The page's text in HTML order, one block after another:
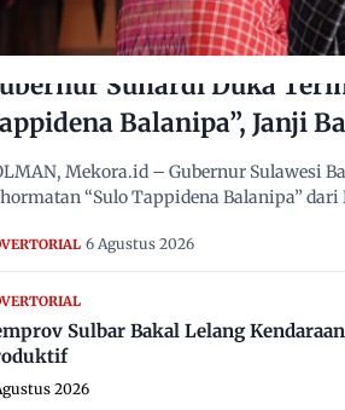
Suhardi Duka
Balanipa”, Janji
Mekora.id – Gubernur Sulawesi
“Sulo Tappidena Balanipa”
6 Agustus 2026
Sulbar Bakal Lelang
2026